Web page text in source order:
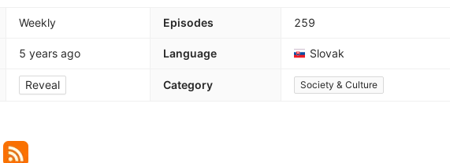
Weekly Episodes 259
5 years ago Language Slovak
Reveal Category Society & Culture